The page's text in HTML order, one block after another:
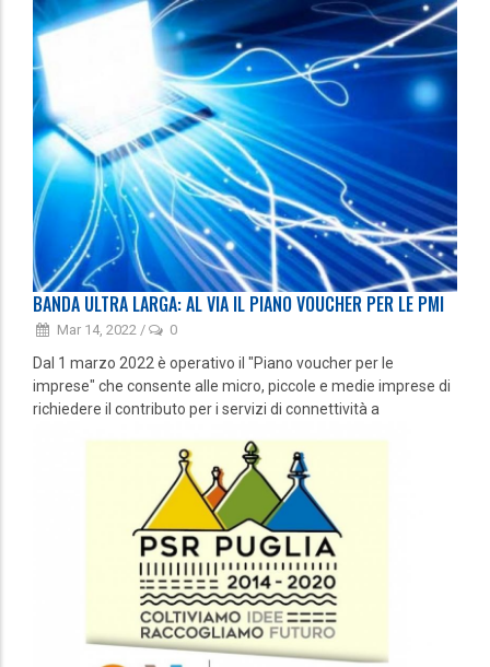
BANDA ULTRA LARGA: AL VIA IL PIANO VOUCHER PER LE PMI
Mar 14, 2022 / 0
Dal 1 marzo 2022 è operativo il "Piano voucher per le
imprese" che consente alle micro, piccole e medie imprese di
richiedere il contributo per i servizi di connettività a